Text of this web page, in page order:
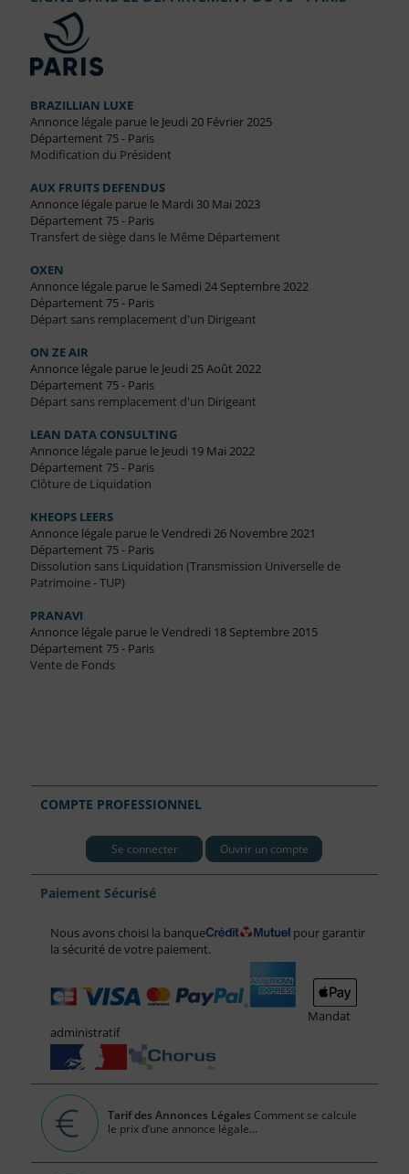
BRAZILLIAN LUXE
Annonce légale parue le Jeudi 20 Février 2025
Département 75 - Paris
Modification du Président
AUX FRUITS DEFENDUS
Annonce légale parue le Mardi 30 Mai 2023
Département 75 - Paris
Transfert de siège dans le Même Département
OXEN
Annonce légale parue le Samedi 24 Septembre 2022
Département 75 - Paris
Départ sans remplacement d'un Dirigeant
ON ZE AIR
Annonce légale parue le Jeudi 25 Août 2022
Département 75 - Paris
Départ sans remplacement d'un Dirigeant
LEAN DATA CONSULTING
Annonce légale parue le Jeudi 19 Mai 2022
Département 75 - Paris
Clôture de Liquidation
KHEOPS LEERS
Annonce légale parue le Vendredi 26 Novembre 2021
Département 75 - Paris
Dissolution sans Liquidation (Transmission Universelle de
Patrimoine - TUP)
PRANAVI
Annonce légale parue le Vendredi 18 Septembre 2015
Département 75 - Paris
Vente de Fonds
COMPTE PROFESSIONNEL
Se connecter Ouvrir un compte
Paiement Sécurisé
Nous avons choisi la banque
pour garantir
la sécurité de votre paiement.
Mandat
administratif
Tarif des Annonces Légales Comment se calcule
le prix d’une annonce légale...